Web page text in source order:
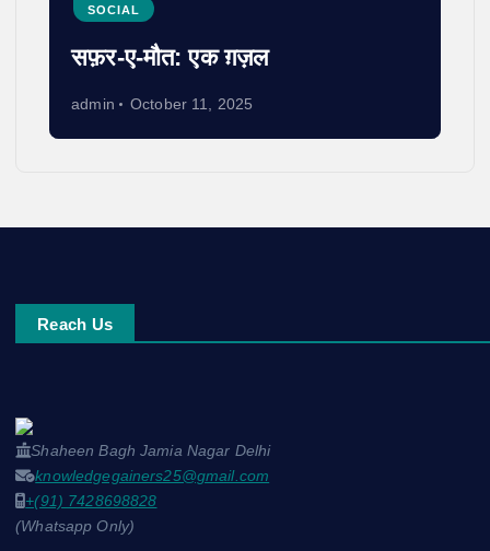
SOCIAL
सफ़र-ए-मौत: एक ग़ज़ल
admin October 11, 2025
Reach Us
Shaheen Bagh Jamia Nagar Delhi
knowledgegainers25@gmail.com
+(91) 7428698828
(Whatsapp Only)